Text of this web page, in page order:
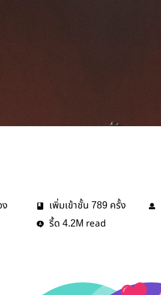
ง เพิ่มเข้าชั้น 789 ครั้ง
รี้ด 4.2M read